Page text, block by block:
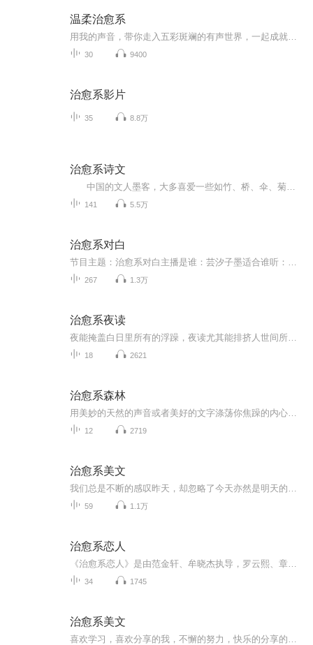
温柔治愈系
30 9400
治愈系影片
35 8.8万
治愈系诗文
141 5.5万
治愈系对白
267 1.3万
治愈系夜读
18 2621
治愈系森林
12 2719
治愈系美文
59 1.1万
治愈系恋人
34 1745
治愈系美文